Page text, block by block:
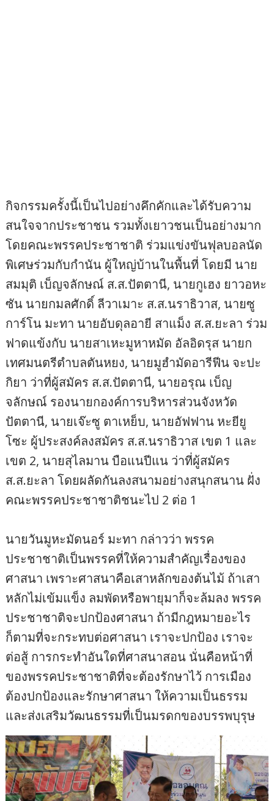
กิจกรรมครั้งนี้เป็นไปอย่างคึกคักและได้รับความ
สนใจจากประชาชน รวมทั้งเยาวชนเป็นอย่างมาก
โดยคณะพรรคประชาชาติ ร่วมแข่งขันฟุลบอลนัด
พิเศษร่วมกับกำนัน ผู้ใหญ่บ้านในพื้นที่ โดยมี นาย
สมมุติ เบ็ญจลักษณ์ ส.ส.ปัตตานี, นายกูเฮง ยาวอหะ
ซัน นายกมลศักดิ์ ลีวาเมาะ ส.ส.นราธิวาส, นายซู
การ์โน มะทา นายอับดุลอายี สาแม็ง ส.ส.ยะลา ร่วม
ฟาดแข้งกับ นายสาเหะมูหาหมัด อัลอิดรุส นายก
เทศมนตรีตำบลตันหยง, นายมูฮำมัดอารีฟีน จะปะ
กิยา ว่าที่ผู้สมัคร ส.ส.ปัตตานี, นายอรุณ เบ็ญ
จลักษณ์ รองนายกองค์การบริหารส่วนจังหวัด
ปัตตานี, นายเจ๊ะซู ตาเหย็บ, นายอัฟฟาน หะยียู
โซะ ผู้ประสงค์ลงสมัคร ส.ส.นราธิวาส เขต 1 และ
เขต 2, นายสุไลมาน บือแนปีแน ว่าที่ผู้สมัคร
ส.ส.ยะลา โดยผลัดกันลงสนามอย่างสนุกสนาน ฝั่ง
คณะพรรคประชาชาติชนะไป 2 ต่อ 1
นายวันมูหะมัดนอร์ มะทา กล่าวว่า พรรค
ประชาชาติเป็นพรรคที่ให้ความสำคัญเรื่องของ
ศาสนา เพราะศาสนาคือเสาหลักของต้นไม้ ถ้าเสา
หลักไม่เข้มแข็ง ลมพัดหรือพายุมาก็จะล้มลง พรรค
ประชาชาติจะปกป้องศาสนา ถ้ามีกฎหมายอะไร
ก็ตามที่จะกระทบต่อศาสนา เราจะปกป้อง เราจะ
ต่อสู้ การกระทำอันใดที่ศาสนาสอน นั่นคือหน้าที่
ของพรรคประชาชาติที่จะต้องรักษาไว้ การเมือง
ต้องปกป้องและรักษาศาสนา ให้ความเป็นธรรม
และส่งเสริมวัฒนธรรมที่เป็นมรดกของบรรพบุรุษ